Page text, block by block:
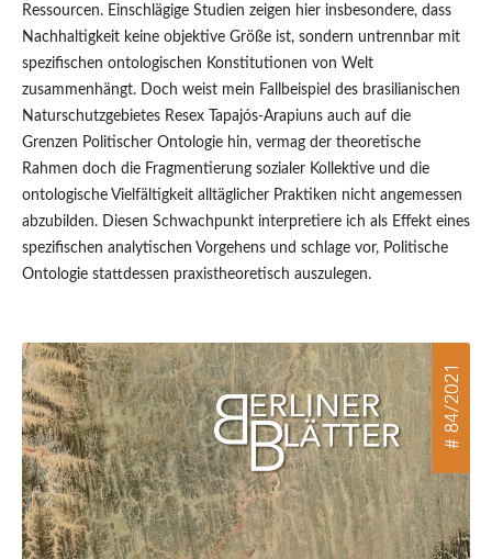
Ressourcen. Einschlägige Studien zeigen hier insbesondere, dass
Nachhaltigkeit keine objektive Größe ist, sondern untrennbar mit
spezifischen ontologischen Konstitutionen von Welt
zusammenhängt. Doch weist mein Fallbeispiel des brasilianischen
Naturschutzgebietes Resex Tapajós-Arapiuns auch auf die
Grenzen Politischer Ontologie hin, vermag der theoretische
Rahmen doch die Fragmentierung sozialer Kollektive und die
ontologische Vielfältigkeit alltäglicher Praktiken nicht angemessen
abzubilden. Diesen Schwachpunkt interpretiere ich als Effekt eines
spezifischen analytischen Vorgehens und schlage vor, Politische
Ontologie stattdessen praxistheoretisch auszulegen.